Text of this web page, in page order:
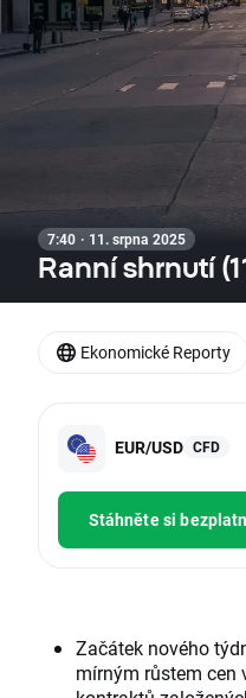
7:40 · 11. srpna 2025
Ranní shrnutí
EUR/USD CFD
Stáhněte si
Začátek nového
mírným růstem
Ekonomické Reporty